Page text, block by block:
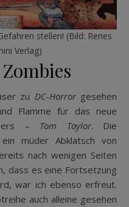
stellen! (Bild: Renes
Verlag)
zu DC-Horrorgesehen
Flamme für das neue
– Tom Taylor. Die
müder Abklatsch von
nach wenigen Seiten
dass es eine Fortsetzung
war ich ebenso erfreut.
auch alleine gesehen